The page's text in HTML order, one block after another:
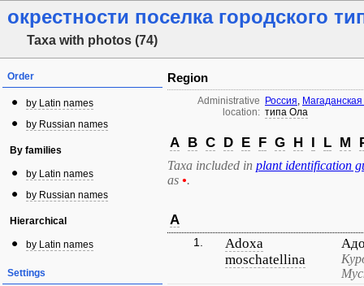
окрестности поселка городского
Taxa with photos (74)
Order
by Latin names
by Russian names
By families
by Latin names
by Russian names
Hierarchical
by Latin names
Settings
Region
Administrative
location:
Россия,
типа Ола
A B C D E F G H I L M
Taxa included in plant identification
as •.
A
1.
Adoxa
moschatellina